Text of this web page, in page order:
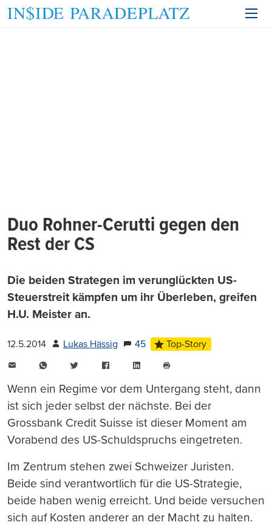
Duo Rohner-Cerutti gegen den
Rest der CS
Die beiden Strategen im verunglückten US-
Steuerstreit kämpfen um ihr Überleben, greifen
H.U. Meister an.
12.5.2014 Lukas Hässig 45
Top-Story
WhatsAppTwitter FacebookLinkedIn
Wenn ein Regime vor dem Untergang steht, dann
ist sich jeder selbst der nächste. Bei der
Grossbank Credit Suisse ist dieser Moment am
Vorabend des US-Schuldspruchs eingetreten.
Im Zentrum stehen zwei Schweizer Juristen.
Beide sind verantwortlich für die US-Strategie,
beide haben wenig erreicht. Und beide versuchen
sich auf Kosten anderer an der Macht zu halten.